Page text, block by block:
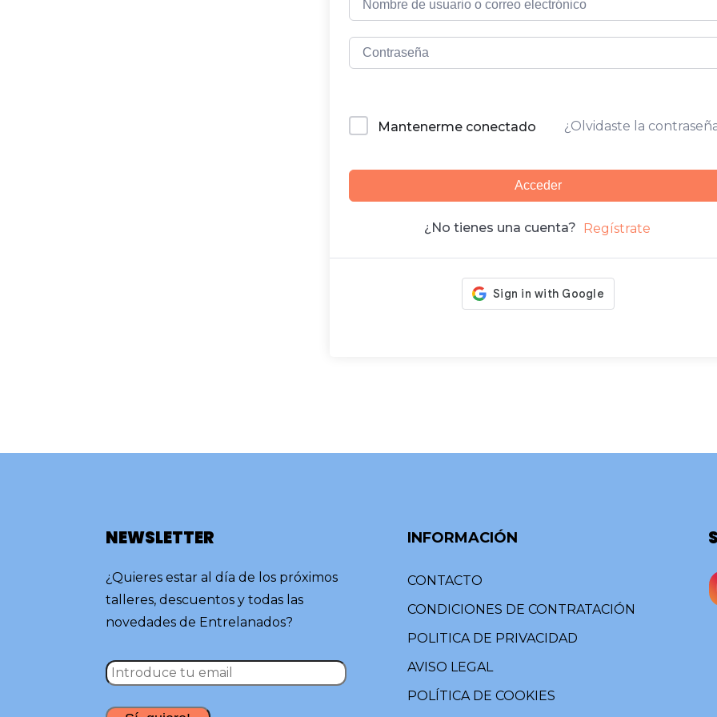
Mantenerme conectado ¿Olvidaste la
Acceder
¿No tienes una cuenta? Regístrate
NEWSLETTER
¿Quieres estar al día de los próximos
talleres, descuentos y todas las
novedades de Entrelanados?
INFORMACIÓN
CONTACTO
CONDICIONES DE CONTRATACIÓN
POLITICA DE PRIVACIDAD
AVISO LEGAL
POLÍTICA DE COOKIES